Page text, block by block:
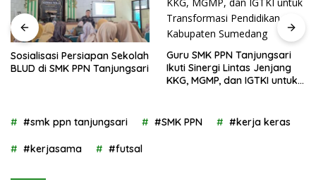
Sosialisasi Persiapan Sekolah
BLUD di SMK PPN Tanjungsari
Guru SMK PPN Tanjungsari
Ikuti Sinergi Lintas Jenjang
KKG, MGMP, dan IGTKI untuk
#smk ppn tanjungsari
#SMK PPN #kerja keras
#kerjasama #futsal